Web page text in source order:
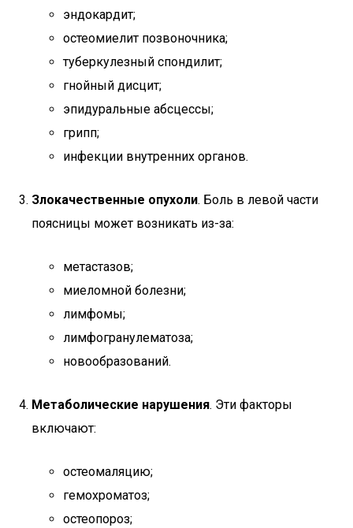
эндокардит;
остеомиелит позвоночника;
туберкулезный спондилит;
гнойный дисцит;
эпидуральные абсцессы;
грипп;
инфекции внутренних органов.
Злокачественные опухоли. Боль в левой части
поясницы может возникать из-за:
метастазов;
миеломной болезни;
лимфомы;
лимфогранулематоза;
новообразований.
Метаболические нарушения. Эти факторы
включают:
остеомаляцию;
гемохроматоз;
остеопороз;